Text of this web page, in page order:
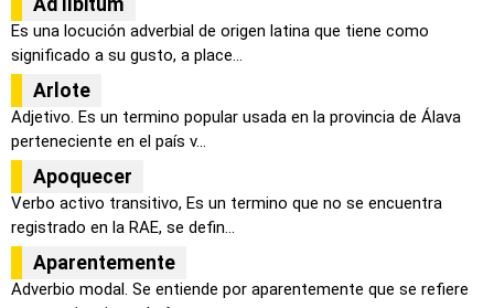
Ad líbitum
Es una locución adverbial de origen latina que tiene como
significado a su gusto, a place...
Arlote
Adjetivo. Es un termino popular usada en la provincia de Álava
perteneciente en el país v...
Apoquecer
Verbo activo transitivo, Es un termino que no se encuentra
registrado en la RAE, se defin...
Aparentemente
Adverbio modal. Se entiende por aparentemente que se refiere